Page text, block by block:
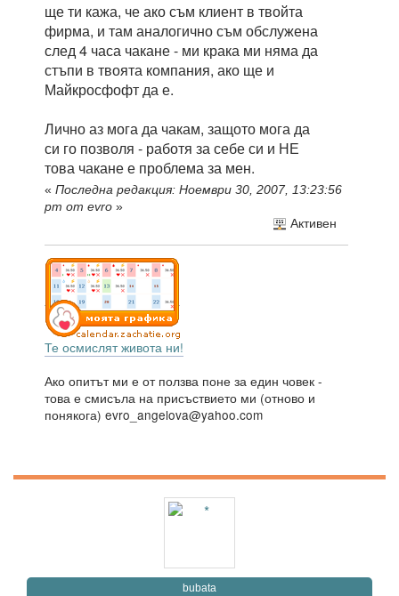
ще ти кажа, че ако съм клиент в твойта
фирма, и там аналогично съм обслужена
след 4 часа чакане - ми крака ми няма да
стъпи в твоята компания, ако ще и
Майкросфофт да е.
Лично аз мога да чакам, защото мога да
си го позволя - работя за себе си и НЕ
това чакане е проблема за мен.
« Последна редакция: Ноември 30, 2007, 13:23:56
pm от evro »
Активен
Те осмислят живота ни!
Ако опитът ми е от ползва поне за един човек -
това е смисъла на присъствието ми (отново и
понякога) evro_angelova@yahoo.com
bubata